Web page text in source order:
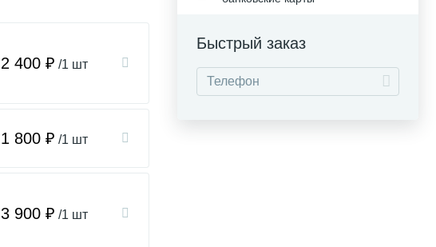
2 400 ₽ /1 шт
1 800 ₽ /1 шт
3 900 ₽ /1 шт
Быстрый заказ